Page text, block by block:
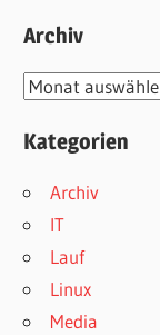
Archiv
Archiv
Kategorien
Archiv
IT
Lauf
Linux
Media